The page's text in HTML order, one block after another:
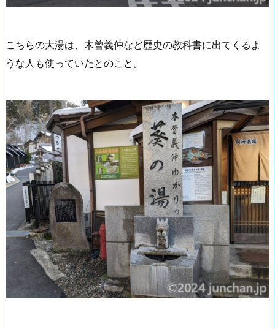
こちらの大湯は、木曾義仲など歴史の教科書に出てくるよ
うな人も使っていたとのこと。